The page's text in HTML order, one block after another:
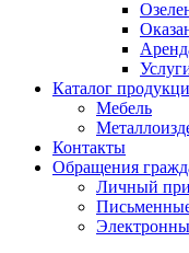
Каталог
Мебель
Контакты
Обращения
Личный